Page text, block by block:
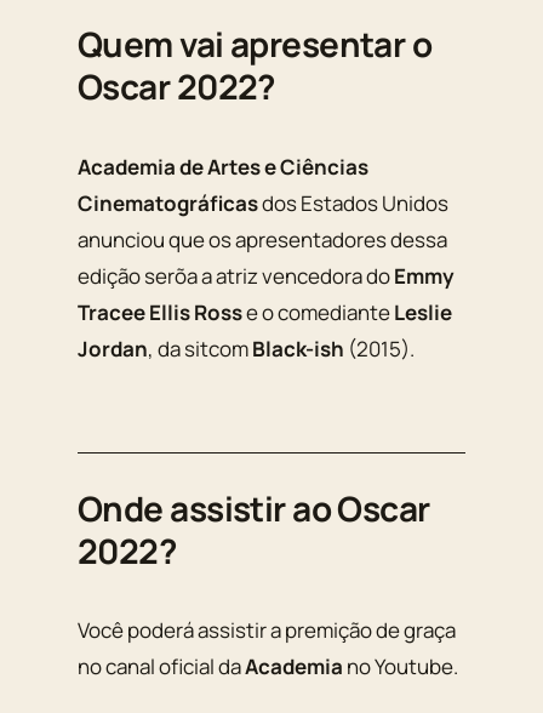
Quem vai apresentar o
Oscar 2022?
Academia de Artes e Ciências
Cinematográficasdos Estados Unidos
anunciou que os apresentadores dessa
edição serõa a atriz vencedora doEmmy
Tracee Ellis Rosse o comedianteLeslie
Jordan, da sitcomBlack-ish (2015).
Onde assistir ao Oscar
2022?
Você poderá assistir a premição de graça
no canal oficial daAcademia noYoutube.